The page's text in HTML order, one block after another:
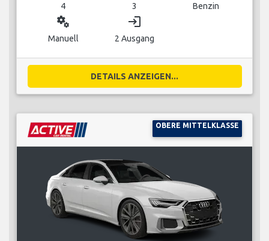
4 3 Benzin
miscellaneous_services
Manuell
login
2 Ausgang
DETAILS ANZEIGEN...
OBERE MITTELKLASSE